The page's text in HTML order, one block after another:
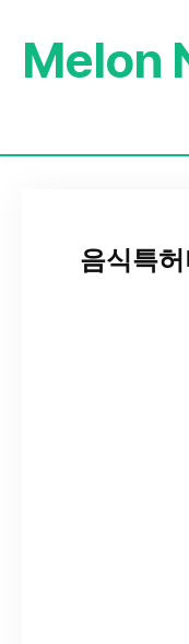
Melon
음식특